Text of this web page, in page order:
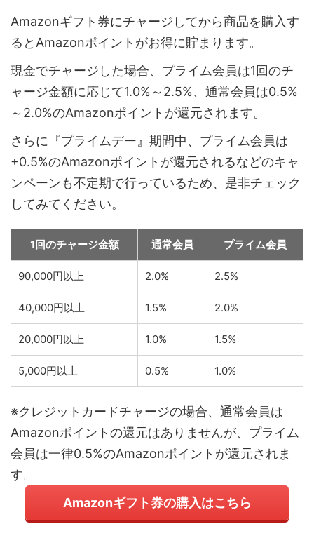
Amazonギフト券にチャージしてから商品を購入す
るとAmazonポイントがお得に貯まります。
現金でチャージした場合、プライム会員は1回のチ
ャージ金額に応じて1.0%～2.5%、通常会員は0.5%
～2.0%のAmazonポイントが還元されます。
さらに『プライムデー』期間中、プライム会員は
+0.5%のAmazonポイントが還元されるなどのキャ
ンペーンも不定期で行っているため、是非チェック
してみてください。
1回のチャージ金額 通常会員 プライム会員
90,000円以上 2.0% 2.5%
40,000円以上 1.5% 2.0%
20,000円以上 1.0% 1.5%
5,000円以上 0.5% 1.0%
※クレジットカードチャージの場合、通常会員は
Amazonポイントの還元はありませんが、プライム
会員は一律0.5%のAmazonポイントが還元されま
す。
Amazonギフト券の購入はこちら